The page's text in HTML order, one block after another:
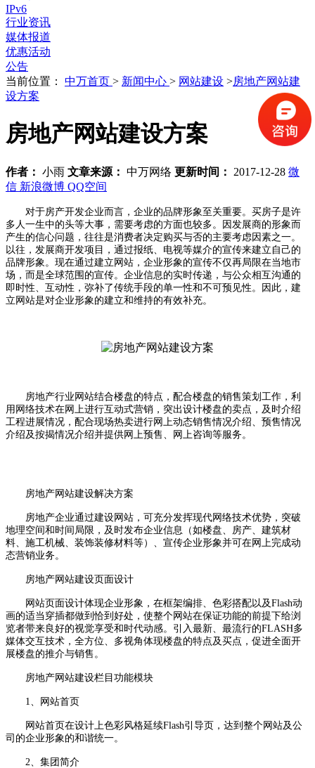
IPv6
行业资讯
媒体报道
优惠活动
公告
当前位置： 中万首页 > 新闻中心 > 网站建设 >房地产网站建
设方案
房地产网站建设方案
作者： 小雨 文章来源： 中万网络 更新时间： 2017-12-28 微
信 新浪微博 QQ空间
对于房产开发企业而言，企业的品牌形象至关重要。买房子是许
多人一生中的头等大事，需要考虑的方面也较多。因发展商的形象而
产生的信心问题，往往是消费者决定购买与否的主要考虑因素之一。
以往，发展商开发项目，通过报纸、电视等媒介的宣传来建立自己的
品牌形象。现在通过建立网站，企业形象的宣传不仅再局限在当地市
场，而是全球范围的宣传。企业信息的实时传递，与公众相互沟通的
即时性、互动性，弥补了传统手段的单一性和不可预见性。因此，建
立网站是对企业形象的建立和维持的有效补充。
房地产行业网站结合楼盘的特点，配合楼盘的销售策划工作，利
用网络技术在网上进行互动式营销，突出设计楼盘的卖点，及时介绍
工程进展情况，配合现场热卖进行网上动态销售情况介绍、预售情况
介绍及按揭情况介绍并提供网上预售、网上咨询等服务。
房地产网站建设解决方案
房地产企业通过建设网站，可充分发挥现代网络技术优势，突破
地理空间和时间局限，及时发布企业信息（如楼盘、房产、建筑材
料、施工机械、装饰装修材料等）、宣传企业形象并可在网上完成动
态营销业务。
房地产网站建设页面设计
网站页面设计体现企业形象，在框架编排、色彩搭配以及Flash动
画的适当穿插都做到恰到好处，使整个网站在保证功能的前提下给浏
览者带来良好的视觉享受和时代动感。引入最新、最流行的FLASH多
媒体交互技术，全方位、多视角体现楼盘的特点及买点，促进全面开
展楼盘的推介与销售。
房地产网站建设栏目功能模块
1、网站首页
网站首页在设计上色彩风格延续Flash引导页，达到整个网站及公
司的企业形象的和谐统一。
2、集团简介